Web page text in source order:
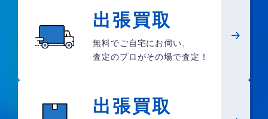
出張買取
無料でご自宅にお伺い、
査定のプロがその場で査定！
出張買取